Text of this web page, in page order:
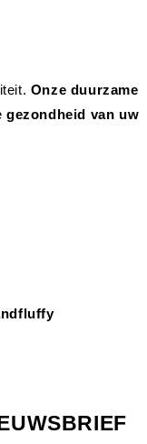
Onze duurzame
gezondheid van uw